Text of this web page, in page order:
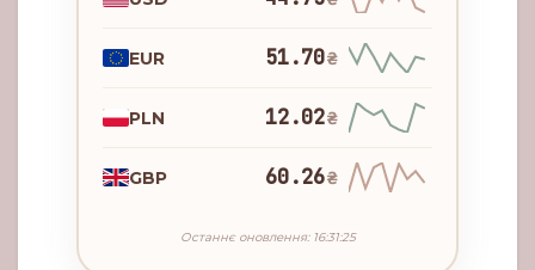
EUR 51.70₴
PLN 12.02₴
GBP 60.26₴
Останнє оновлення: 16:31:25